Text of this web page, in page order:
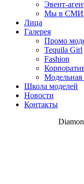
Эвент-
Мы в СМИ
Лица
Галерея
Промо
Tequila Girl
Fashion
Модельная
Школа моделей
Новости
Контакты